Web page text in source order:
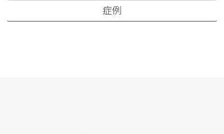
症例